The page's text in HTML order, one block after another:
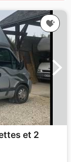
et 2